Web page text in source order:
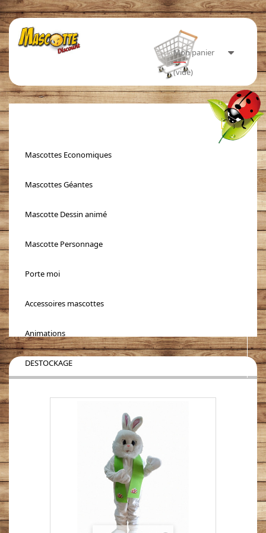
Toggle
Mon panier
(vide)
Mascottes Economiques
Mascottes Géantes
Mascotte Dessin animé
Mascotte Personnage
Porte moi
Accessoires mascottes
Animations
DESTOCKAGE